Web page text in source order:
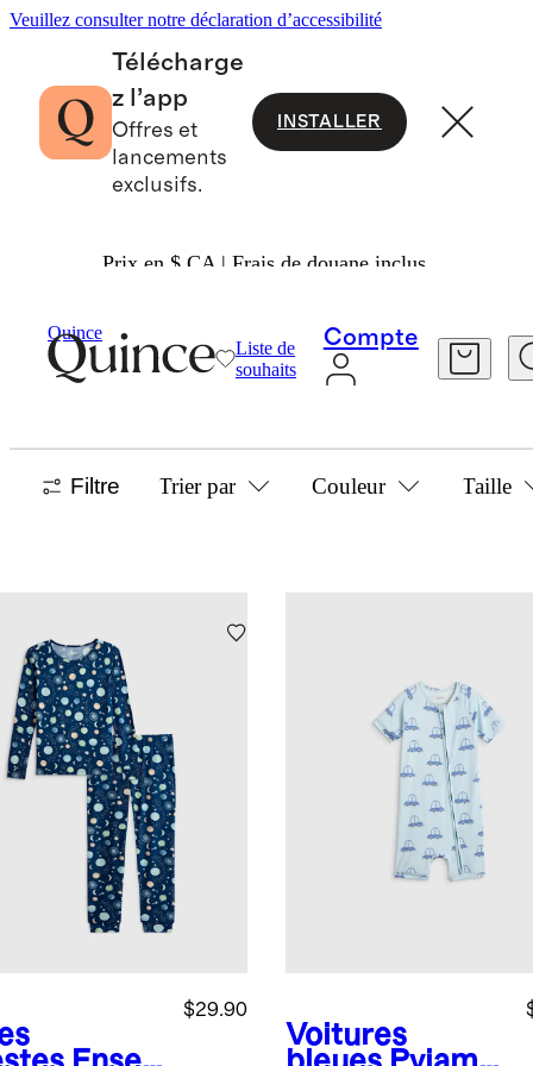
Veuillez consulter notre déclaration d’accessibilité
Télécharge
z l’app
Offres et
lancements
exclusifs.
INSTALLER
Prix en $ CA | Frais de douane inclus.
Quince
Liste de
souhaits
Compte
Enfants Et Bébés Pyjama En Bambou
TOUT MAGASINER
Filtre Trier par Couleur Taille
$29.90
Voitures